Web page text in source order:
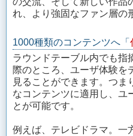
れ、より強固なファン層の
1000種類のコンテンツへ「
ラウンドテーブル内でも指
際のところ、ユーザ体験を
見ることができます。つま
なコンテンツに適用し、ユ
とが可能です。
例えば、テレビドラマ。一